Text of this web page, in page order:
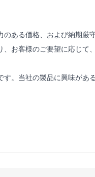
ある価格、および納期厳
お客様のご要望に応じて
。当社の製品に興味があ